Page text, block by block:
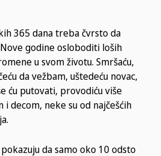
365 dana treba čvrsto da
godine osloboditi loših
u svom životu. Smršaću,
da vežbam, uštedeću novac,
ću putovati, provodiću više
decom, neke su od najčešćih
da samo oko 10 odsto